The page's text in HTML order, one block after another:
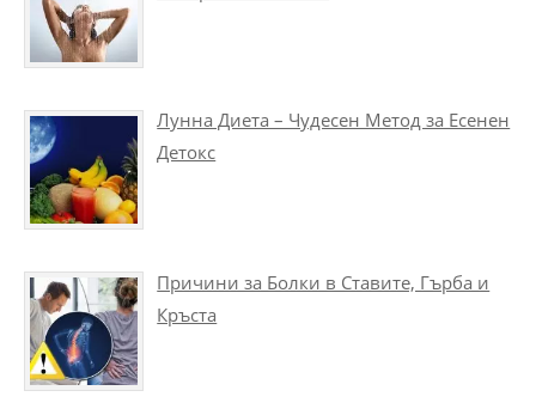
Лунна Диета – Чудесен Метод за Есенен
Детокс
Причини за Болки в Ставите, Гърба и
Кръста